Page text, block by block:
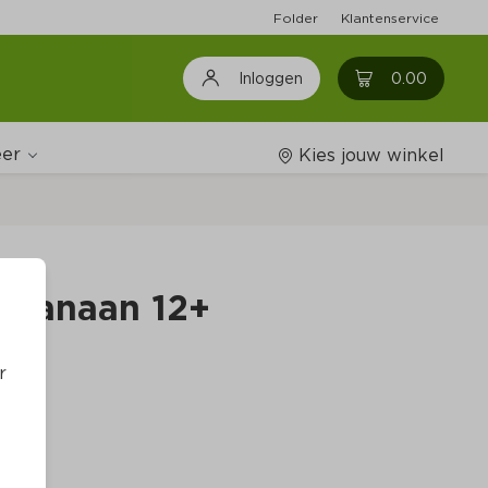
Folder Klantenservice
Inloggen 0.00 0
Kies jouw winkel
12+